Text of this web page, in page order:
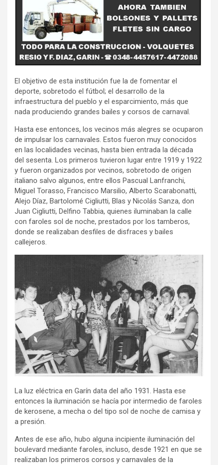
El objetivo de esta institución fue la de fomentar el
deporte, sobretodo el fútbol; el desarrollo de la
infraestructura del pueblo y el esparcimiento, más que
nada produciendo grandes bailes y corsos de carnaval.
Hasta ese entonces, los vecinos más alegres se ocuparon
de impulsar los carnavales. Estos fueron muy conocidos
en las localidades vecinas, hasta bien entrada la década
del sesenta. Los primeros tuvieron lugar entre 1919 y 1922
y fueron organizados por vecinos, sobretodo de origen
italiano salvo algunos, entre ellos Pascual Lanfranchi,
Miguel Torasso, Francisco Marsilio, Alberto Scarabonatti,
Alejo Díaz, Bartolomé Cigliutti, Blas y Nicolás Sanza, don
Juan Cigliutti, Delfino Tabbia, quienes iluminaban la calle
con faroles sol de noche, prestados por los tamberos,
donde se realizaban desfiles de disfraces y bailes
callejeros.
La luz eléctrica en Garín data del año 1931. Hasta ese
entonces la iluminación se hacía por intermedio de faroles
de kerosene, a mecha o del tipo sol de noche de camisa y
a presión.
Antes de ese año, hubo alguna incipiente iluminación del
boulevard mediante faroles, incluso, desde 1921 en que se
realizaban los primeros corsos y carnavales de la